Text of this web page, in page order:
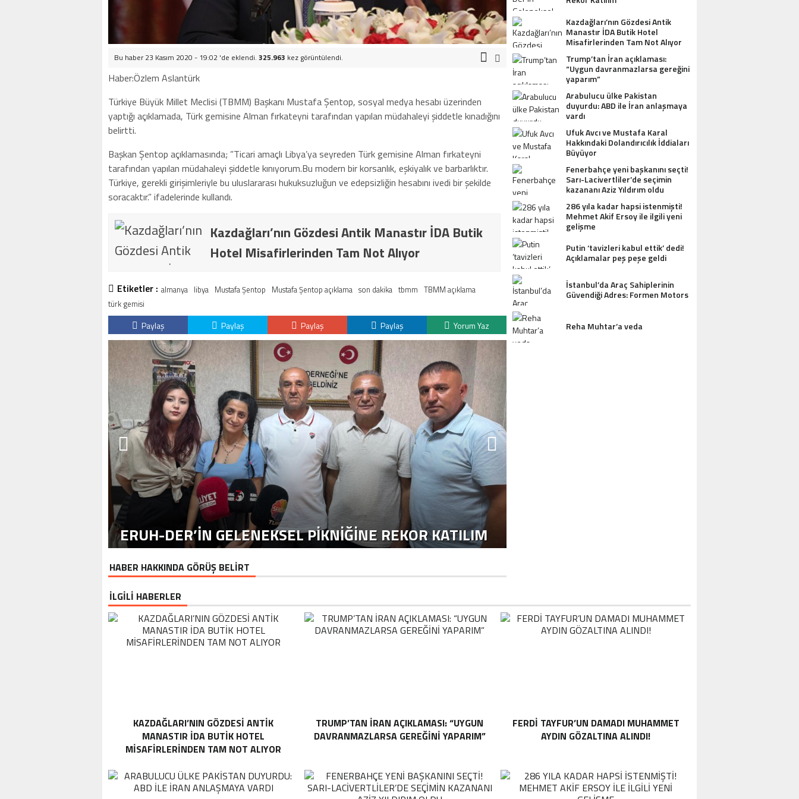
Bu haber 23 Kasım 2020 - 19:02 'de eklendi. 325.963 kez görüntülendi.
Haber:Özlem Aslantürk
Türkiye Büyük Millet Meclisi (TBMM) Başkanı Mustafa Şentop, sosyal medya hesabı üzerinden
yaptığı açıklamada, Türk gemisine Alman fırkateyni tarafından yapılan müdahaleyi şiddetle kınadığını
belirtti.
Başkan Şentop açıklamasında; ”Ticari amaçlı Libya’ya seyreden Türk gemisine Alman fırkateyni
tarafından yapılan müdahaleyi şiddetle kınıyorum.Bu modern bir korsanlık, eşkiyalık ve barbarlıktır.
Türkiye, gerekli girişimleriyle bu uluslararası hukuksuzluğun ve edepsizliğin hesabını ivedi bir şekilde
soracaktır.” ifadelerinde kullandı.
Kazdağları’nın Gözdesi Antik Manastır İDA Butik
Hotel Misafirlerinden Tam Not Alıyor
Etiketler : almanya libya Mustafa Şentop Mustafa Şentop açıklama son dakika tbmm TBMM açıklama
türk gemisi
Paylaş Paylaş Paylaş Paylaş Yorum Yaz
ERUH-DER’IN GELENEKSEL PIKNIĞINE REKOR KATILIM
HABER HAKKINDA GÖRÜŞ BELİRT
Kazdağları’nın Gözdesi Antik
Manastır İDA Butik Hotel
Misafirlerinden Tam Not Alıyor
Trump’tan İran açıklaması:
“Uygun davranmazlarsa gereğini
yaparım”
Arabulucu ülke Pakistan
duyurdu: ABD ile İran anlaşmaya
vardı
Ufuk Avcı ve Mustafa Karal
Hakkındaki Dolandırıcılık İddiaları
Büyüyor
Fenerbahçe yeni başkanını seçti!
Sarı-Lacivertliler’de seçimin
kazananı Aziz Yıldırım oldu
286 yıla kadar hapsi istenmişti!
Mehmet Akif Ersoy ile ilgili yeni
gelişme
Putin ‘tavizleri kabul ettik’ dedi!
Açıklamalar peş peşe geldi
İstanbul’da Araç Sahiplerinin
Güvendiği Adres: Formen Motors
Reha Muhtar’a veda
İLGİLİ HABERLER
KAZDAĞLARI’NIN GÖZDESI ANTIK
MANASTIR İDA BUTIK HOTEL
MISAFIRLERINDEN TAM NOT ALIYOR
TRUMP’TAN İRAN AÇIKLAMASI: “UYGUN
DAVRANMAZLARSA GEREĞINI YAPARIM”
FERDI TAYFUR’UN DAMADI MUHAMMET
AYDIN GÖZALTINA ALINDI!